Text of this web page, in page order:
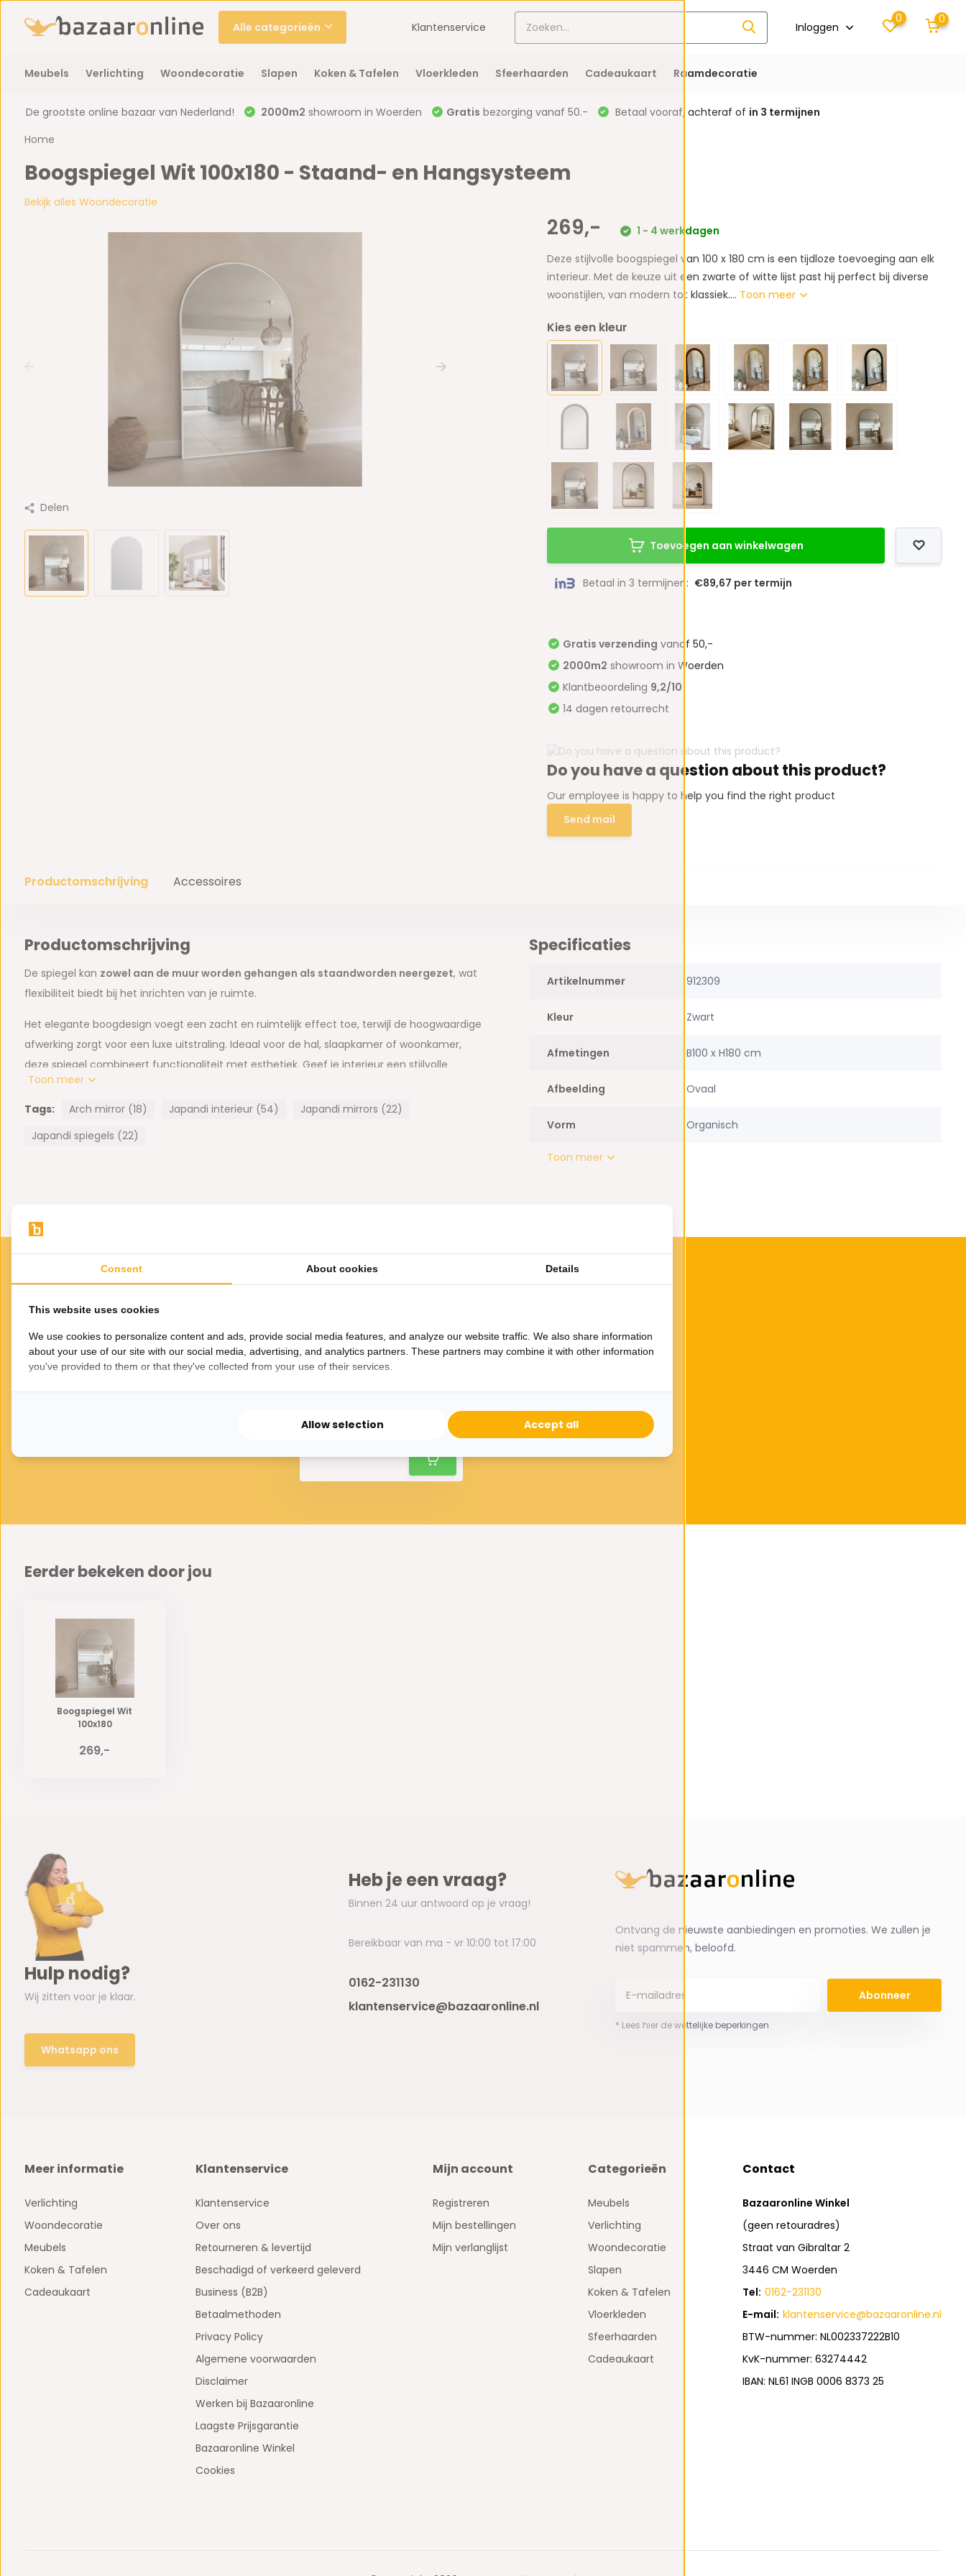
Alle categorieën Klantenservice Inloggen
0 0
Meubels Verlichting Woondecoratie Slapen Koken & Tafelen Vloerkleden Sfeerhaarden Cadeaukaart Raamdecoratie
De grootste online bazaar van Nederland! 2000m2 showroom in Woerden Gratis bezorging vanaf 50.- Betaal vooraf, achteraf of in 3 termijnen
Home
Boogspiegel Wit 100x180 - Staand- en Hangsysteem
Bekijk alles Woondecoratie
Delen
269,-
1 - 4 werkdagen
Deze stijlvolle boogspiegel van 100 x 180 cm is een tijdloze toevoeging aan elk
interieur. Met de keuze uit een zwarte of witte lijst past hij perfect bij diverse
woonstijlen, van modern tot klassiek.... Toon meer
Kies een kleur
Toevoegen aan winkelwagen
Betaal in 3 termijnen: €89,67 per termijn
Gratis verzending vanaf 50,-
2000m2 showroom in Woerden
Klantbeoordeling 9,2/10
14 dagen retourrecht
Do you have a question about this product?
Our employee is happy to help you find the right product
Send mail
Productomschrijving Accessoires
Productomschrijving
De spiegel kan zowel aan de muur worden gehangen als staandworden neergezet, wat
flexibiliteit biedt bij het inrichten van je ruimte.
Het elegante boogdesign voegt een zacht en ruimtelijk effect toe, terwijl de hoogwaardige
afwerking zorgt voor een luxe uitstraling. Ideaal voor de hal, slaapkamer of woonkamer,
deze spiegel combineert functionaliteit met esthetiek. Geef je interieur een stijlvolle
upgrade met deze veelzijdige spiegel!
Hangmethode: Staand- en Hangsysteem.
Toon meer
Tags: Arch mirror (18) Japandi interieur (54)
Japandi mirrors (22)
Japandi spiegels (22)
Specificaties
Artikelnummer 912309
Kleur Zwart
Afmetingen B100 x H180 cm
Afbeelding Ovaal
Vorm Organisch
Toon meer
VOOR JOU GESELECTEERD
Gerelateerde
producten
Boogspiegel Ivory Arched -
279,-
Eerder bekeken door jou
Boogspiegel Wit
100x180
269,-
Hulp nodig?
Wij zitten voor je klaar.
Whatsapp ons
Heb je een vraag?
Binnen 24 uur antwoord op je vraag!
Bereikbaar van ma - vr 10:00 tot 17:00
0162-231130
klantenservice@bazaaronline.nl
Ontvang de nieuwste aanbiedingen en promoties. We zullen je
niet spammen, beloofd.
Abonneer
* Lees hier de wettelijke beperkingen
Meer informatie
Verlichting
Woondecoratie
Meubels
Koken & Tafelen
Cadeaukaart
Klantenservice
Klantenservice
Over ons
Retourneren & levertijd
Beschadigd of verkeerd geleverd
Business (B2B)
Betaalmethoden
Privacy Policy
Algemene voorwaarden
Disclaimer
Werken bij Bazaaronline
Laagste Prijsgarantie
Bazaaronline Winkel
Cookies
Mijn account
Registreren
Mijn bestellingen
Mijn verlanglijst
Categorieën
Meubels
Verlichting
Woondecoratie
Slapen
Koken & Tafelen
Vloerkleden
Sfeerhaarden
Cadeaukaart
Contact
Bazaaronline Winkel
(geen retouradres)
Straat van Gibraltar 2
3446 CM Woerden
Tel: 0162-231130
E-mail: klantenservice@bazaaronline.nl
BTW-nummer: NL002337222B10
KvK-nummer: 63274442
IBAN: NL61 INGB 0006 8373 25
Consent About cookies Details
This website uses cookies
We use cookies to personalize content and ads, provide social media features, and analyze our website traffic. We also share information
about your use of our site with our social media, advertising, and analytics partners. These partners may combine it with other information
you've provided to them or that they've collected from your use of their services.
Allow selection Accept all